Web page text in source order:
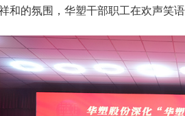
和的氛围，华塑干部职工在欢声笑